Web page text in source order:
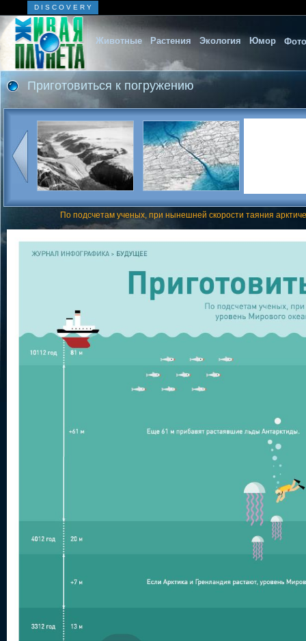
D I S C O V E R Y
Животные Растения Экология Юмор
Приготовиться к погружению
По подсчетам ученых, при нынешней скорости таяния